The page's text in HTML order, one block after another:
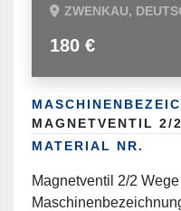
ZWENKAU,
180 €
MAGNETVENTIL 2/
MATERIAL NR.
Magnetventil 2/2